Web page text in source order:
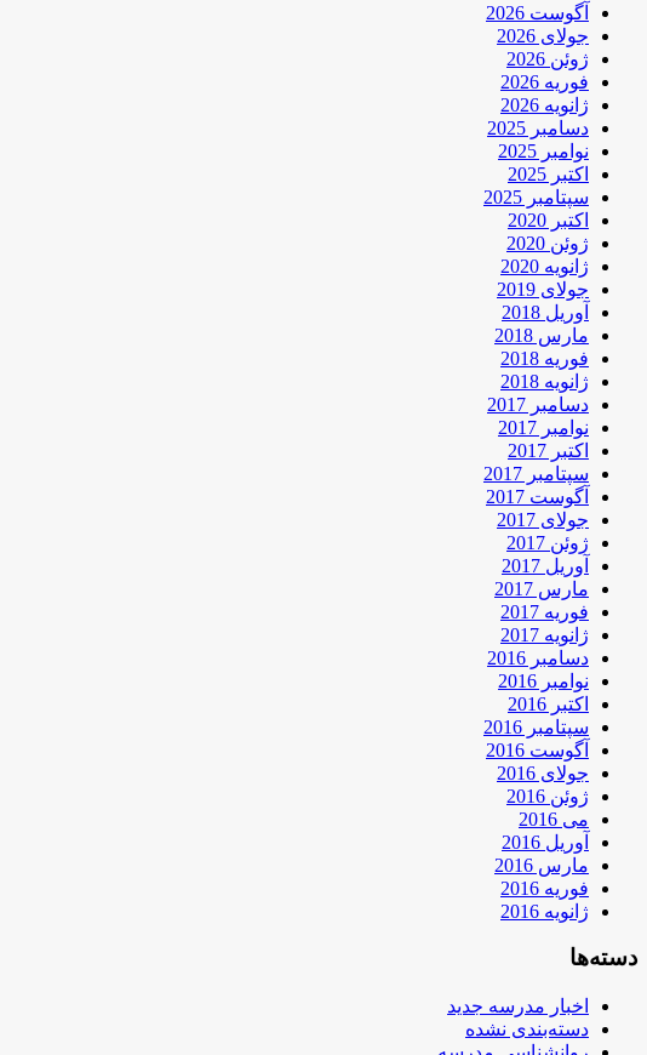
آگوست 2026
جولای 2026
ژوئن 2026
فوریه 2026
ژانویه 2026
دسامبر 2025
نوامبر 2025
اکتبر 2025
سپتامبر 2025
اکتبر 2020
ژوئن 2020
ژانویه 2020
جولای 2019
آوریل 2018
مارس 2018
فوریه 2018
ژانویه 2018
دسامبر 2017
نوامبر 2017
اکتبر 2017
سپتامبر 2017
آگوست 2017
جولای 2017
ژوئن 2017
آوریل 2017
مارس 2017
فوریه 2017
ژانویه 2017
دسامبر 2016
نوامبر 2016
اکتبر 2016
سپتامبر 2016
آگوست 2016
جولای 2016
ژوئن 2016
می 2016
آوریل 2016
مارس 2016
فوریه 2016
ژانویه 2016
دسته‌ها
اخبار مدرسه جدید
دسته‌بندی نشده